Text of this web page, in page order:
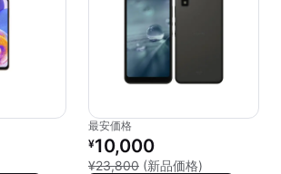
最安価格
リファービッシュ品の価格：
¥10,000
¥23,800 (新品価格)